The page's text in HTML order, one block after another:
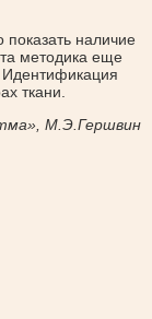
наличие
методика еще
ткани.
М.Э.Гершвин